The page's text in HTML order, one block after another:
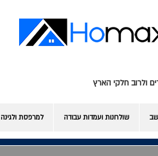
ולרוב חלקי הארץ
שולחנות ועמדות עבודה למרפסת ולגינה